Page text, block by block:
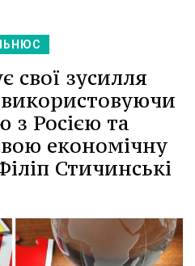
свої зусилля
з Росією та
економічну
Стичинські